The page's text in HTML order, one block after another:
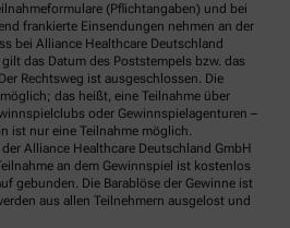
(Pflichtangaben) und bei
frankierte Einsendungen nehmen an der
bei Alliance Healthcare Deutschland
das Datum des Poststempels bzw. das
Rechtsweg ist ausgeschlossen. Die
das heißt, eine Teilnahme über
oder Gewinnspielagenturen –
ist nur eine Teilnahme möglich.
Alliance Healthcare Deutschland GmbH
an dem Gewinnspiel ist kostenlos
gebunden. Die Barablöse der Gewinne ist
aus allen Teilnehmern ausgelost und